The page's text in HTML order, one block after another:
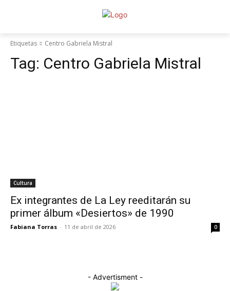
Etiquetas Centro Gabriela Mistral
Tag: Centro Gabriela Mistral
Cultura
Ex integrantes de La Ley reeditarán su
primer álbum «Desiertos» de 1990
Fabiana Torras - 11 de abril de 2026 0
- Advertisment -